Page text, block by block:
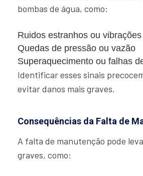
bombas de água, como:
Ruidos estranhos ou
Quedas de pressão ou vazão
Superaquecimento ou falhas
Identificar esses sinais
evitar danos mais graves.
Consequências da Falta de
A falta de manutenção pode
graves, como: